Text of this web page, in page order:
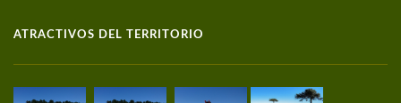
ATRACTIVOS DEL TERRITORIO